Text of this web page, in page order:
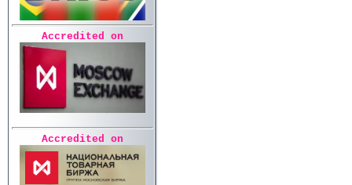
Accredited on
Accredited on